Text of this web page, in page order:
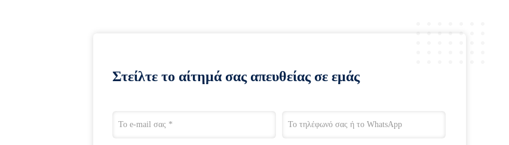
Στείλτε το αίτημά σας απευθείας σε εμάς